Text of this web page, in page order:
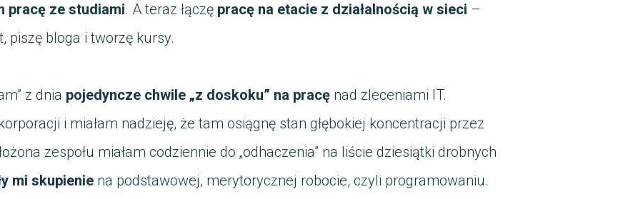
pracę ze studiami. A teraz łączę pracę na etacie z działalnością w sieci –
piszę bloga i tworzę kursy.
z dnia pojedyncze chwile „z doskoku” na pracę nad zleceniami IT.
i miałam nadzieję, że tam osiągnę stan głębokiej koncentracji przez
zespołu miałam codziennie do „odhaczenia” na liście dziesiątki drobnych
mi skupienie na podstawowej, merytorycznej robocie, czyli programowaniu.